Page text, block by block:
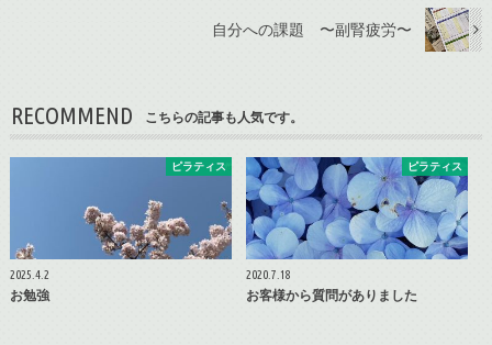
自分への課題 〜副腎疲労〜
RECOMMEND こちらの記事も人気です。
ピラティス
2025.4.2
お勉強
ピラティス
2020.7.18
お客様から質問がありました